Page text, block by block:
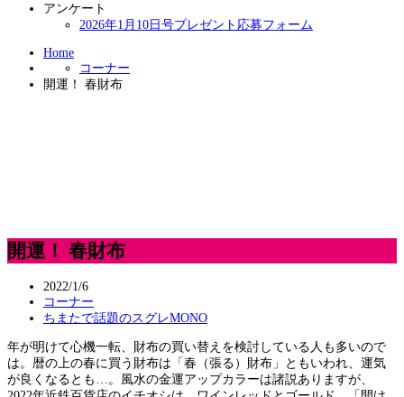
アンケート
2026年1月10日号プレゼント応募フォーム
Home
コーナー
開運！ 春財布
開運！ 春財布
2022/1/6
コーナー
ちまたで話題のスグレMONO
年が明けて心機一転、財布の買い替えを検討している人も多いので
は。暦の上の春に買う財布は「春（張る）財布」ともいわれ、運気
が良くなるとも…。風水の金運アップカラーは諸説ありますが、